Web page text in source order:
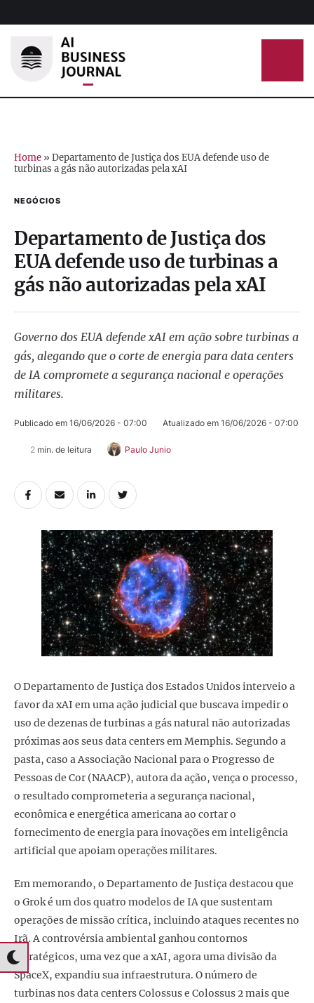
Home » Departamento de Justiça dos EUA defende uso de
turbinas a gás não autorizadas pela xAI
NEGÓCIOS
Departamento de Justiça dos
EUA defende uso de turbinas a
gás não autorizadas pela xAI
Governo dos EUA defende xAI em ação sobre turbinas a
gás, alegando que o corte de energia para data centers
de IA compromete a segurança nacional e operações
militares.
Publicado em 16/06/2026 - 07:00 Atualizado em 16/06/2026 - 07:00
2 min. de leitura Paulo Junio
O Departamento de Justiça dos Estados Unidos interveio a
favor da xAI em uma ação judicial que buscava impedir o
uso de dezenas de turbinas a gás natural não autorizadas
próximas aos seus data centers em Memphis. Segundo a
pasta, caso a Associação Nacional para o Progresso de
Pessoas de Cor (NAACP), autora da ação, vença o processo,
o resultado comprometeria a segurança nacional,
econômica e energética americana ao cortar o
fornecimento de energia para inovações em inteligência
artificial que apoiam operações militares.
Em memorando, o Departamento de Justiça destacou que
o Grok é um dos quatro modelos de IA que sustentam
operações de missão crítica, incluindo ataques recentes no
Irã. A controvérsia ambiental ganhou contornos
estratégicos, uma vez que a xAI, agora uma divisão da
SpaceX, expandiu sua infraestrutura. O número de
turbinas nos data centers Colossus e Colossus 2 mais que